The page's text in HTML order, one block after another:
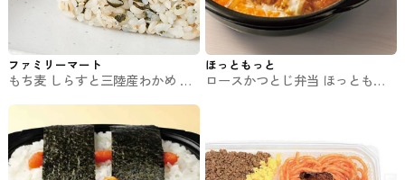
ファミリーマート
もち麦 しらすと三陸産わかめ フ
ほっともっと
ロースかつとじ弁当 ほっともっ